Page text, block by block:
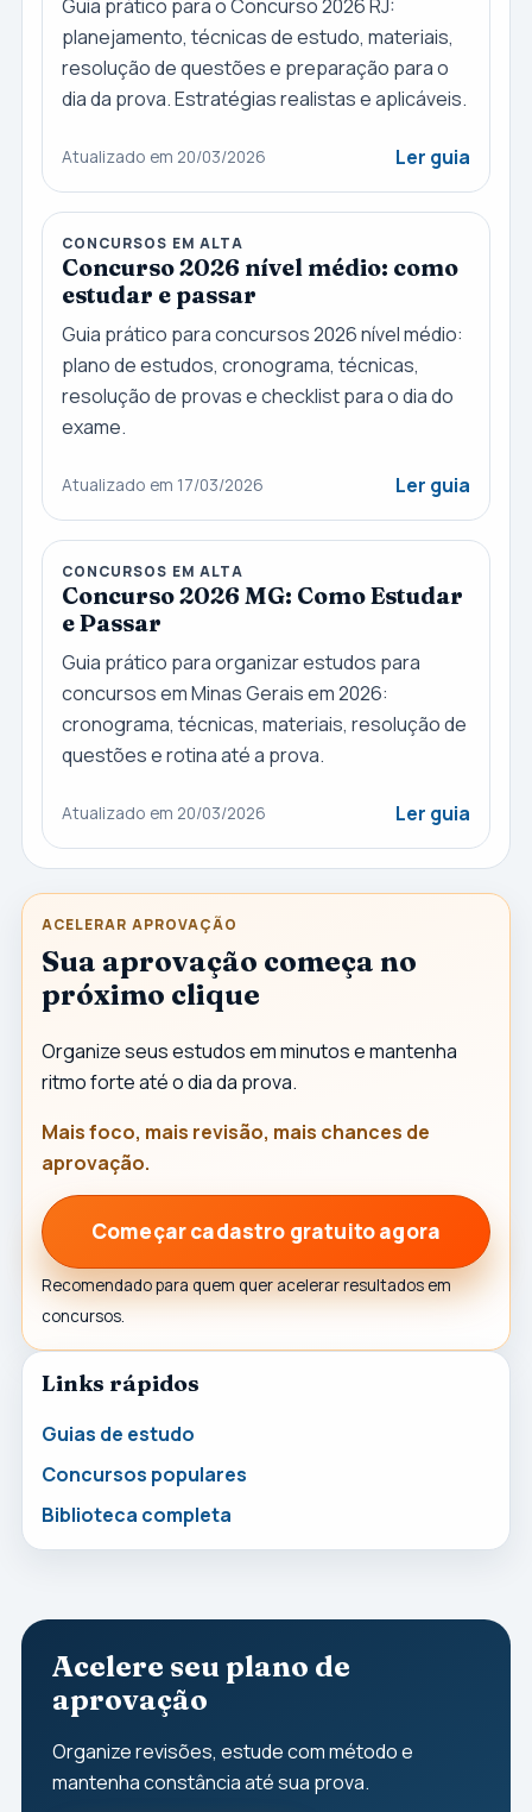
Guia prático para o Concurso 2026 RJ:
planejamento, técnicas de estudo, materiais,
resolução de questões e preparação para o
dia da prova. Estratégias realistas e aplicáveis.
Atualizado em 20/03/2026 Ler guia
CONCURSOS EM ALTA
Concurso 2026 nível médio: como
estudar e passar
Guia prático para concursos 2026 nível médio:
plano de estudos, cronograma, técnicas,
resolução de provas e checklist para o dia do
exame.
Atualizado em 17/03/2026 Ler guia
CONCURSOS EM ALTA
Concurso 2026 MG: Como Estudar
e Passar
Guia prático para organizar estudos para
concursos em Minas Gerais em 2026:
cronograma, técnicas, materiais, resolução de
questões e rotina até a prova.
Atualizado em 20/03/2026 Ler guia
ACELERAR APROVAÇÃO
Sua aprovação começa no
próximo clique
Organize seus estudos em minutos e mantenha
ritmo forte até o dia da prova.
Mais foco, mais revisão, mais chances de
aprovação.
Começar cadastro gratuito agora
Recomendado para quem quer acelerar resultados em
concursos.
Links rápidos
Guias de estudo
Concursos populares
Biblioteca completa
Acelere seu plano de
aprovação
Organize revisões, estude com método e
mantenha constância até sua prova.